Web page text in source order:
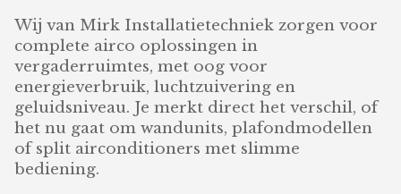
Wij van Mirk Installatietechniek zorgen voor
complete airco oplossingen in
vergaderruimtes, met oog voor
energieverbruik, luchtzuivering en
geluidsniveau. Je merkt direct het verschil, of
het nu gaat om wandunits, plafondmodellen
of split airconditioners met slimme
bediening.